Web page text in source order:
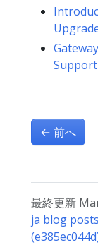
Support
← 前へ
最終更新
ja blog